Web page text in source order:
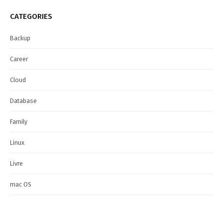
CATEGORIES
Backup
Career
Cloud
Database
Family
Linux
Livre
mac OS